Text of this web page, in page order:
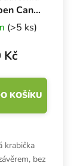
Cans
1
(>5 ks)
Kč
KOŠÍKU
krabička
bez